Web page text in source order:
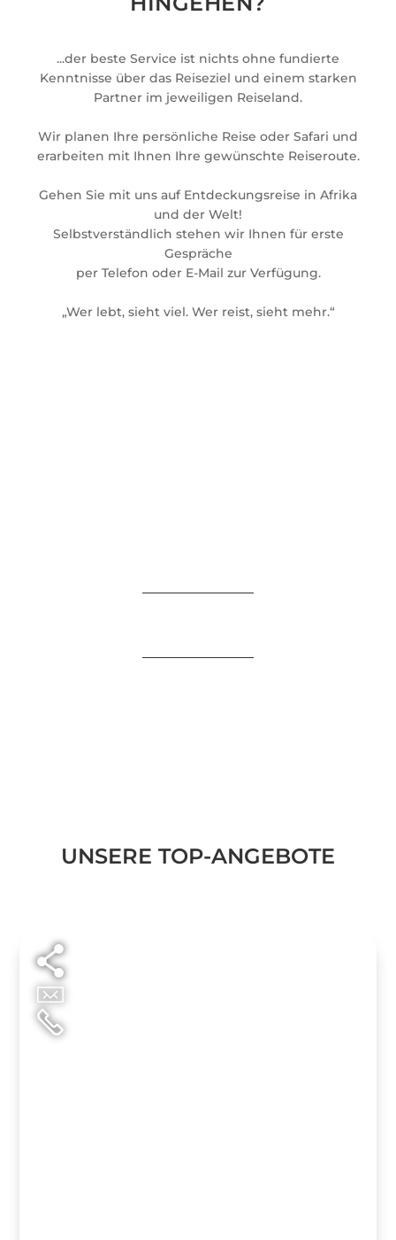
...der beste Service ist nichts ohne fundierte
Kenntnisse über das Reiseziel und einem starken
Partner im jeweiligen Reiseland.
Wir planen Ihre persönliche Reise oder Safari und
erarbeiten mit Ihnen Ihre gewünschte Reiseroute.
Gehen Sie mit uns auf Entdeckungsreise in Afrika
und der Welt!
Selbstverständlich stehen wir Ihnen für erste
Gespräche
per Telefon oder E-Mail zur Verfügung.
„Wer lebt, sieht viel. Wer reist, sieht mehr.“
UNSERE TOP-ANGEBOTE